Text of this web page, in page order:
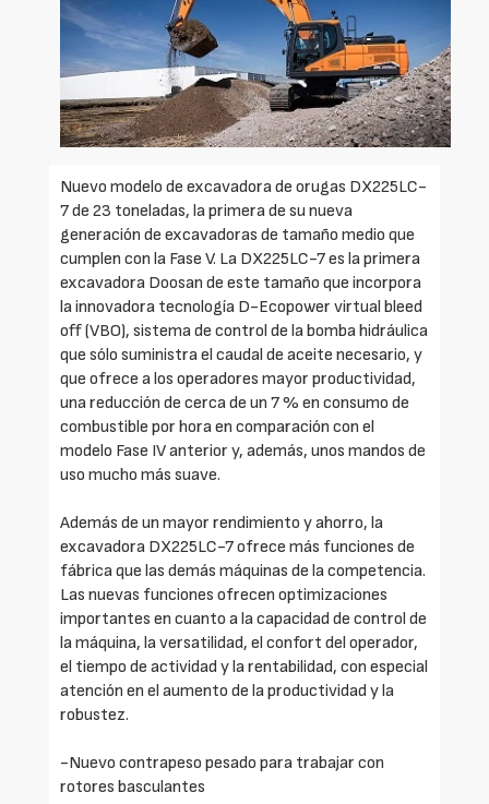
Nuevo modelo de excavadora de orugas DX225LC-
7 de 23 toneladas, la primera de su nueva
generación de excavadoras de tamaño medio que
cumplen con la Fase V. La DX225LC-7 es la primera
excavadora Doosan de este tamaño que incorpora
la innovadora tecnología D-Ecopower virtual bleed
off (VBO), sistema de control de la bomba hidráulica
que sólo suministra el caudal de aceite necesario, y
que ofrece a los operadores mayor productividad,
una reducción de cerca de un 7 % en consumo de
combustible por hora en comparación con el
modelo Fase IV anterior y, además, unos mandos de
uso mucho más suave.
Además de un mayor rendimiento y ahorro, la
excavadora DX225LC-7 ofrece más funciones de
fábrica que las demás máquinas de la competencia.
Las nuevas funciones ofrecen optimizaciones
importantes en cuanto a la capacidad de control de
la máquina, la versatilidad, el confort del operador,
el tiempo de actividad y la rentabilidad, con especial
atención en el aumento de la productividad y la
robustez.
-Nuevo contrapeso pesado para trabajar con
rotores basculantes